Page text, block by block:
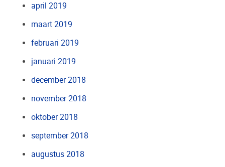
april 2019
maart 2019
februari 2019
januari 2019
december 2018
november 2018
oktober 2018
september 2018
augustus 2018